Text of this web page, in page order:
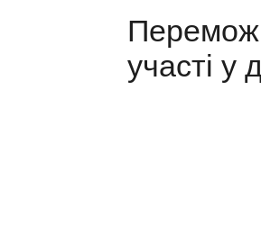
участі у